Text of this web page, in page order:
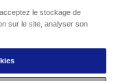
le stockage de
sur le site, analyser son